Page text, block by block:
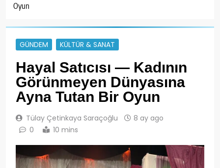
Oyun
GÜNDEM KÜLTÜR & SANAT
Hayal Satıcısı — Kadının
Görünmeyen Dünyasına
Ayna Tutan Bir Oyun
Tülay Çetinkaya Saraçoğlu
8 ay ago
0
10 mins